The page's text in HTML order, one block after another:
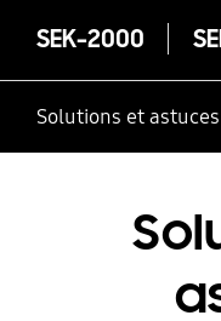
SEK-2000
Solutions et astuces